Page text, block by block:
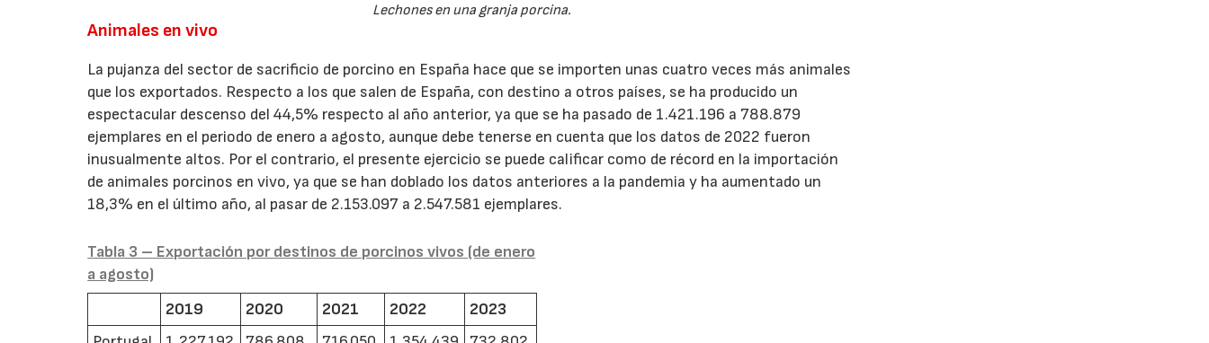
Lechones en una granja porcina.
Animales en vivo
La pujanza del sector de sacrificio de porcino en España hace que se importen unas cuatro veces más animales
que los exportados. Respecto a los que salen de España, con destino a otros países, se ha producido un
espectacular descenso del 44,5% respecto al año anterior, ya que se ha pasado de 1.421.196 a 788.879
ejemplares en el periodo de enero a agosto, aunque debe tenerse en cuenta que los datos de 2022 fueron
inusualmente altos. Por el contrario, el presente ejercicio se puede calificar como de récord en la importación
de animales porcinos en vivo, ya que se han doblado los datos anteriores a la pandemia y ha aumentado un
18,3% en el último año, al pasar de 2.153.097 a 2.547.581 ejemplares.
Tabla 3 – Exportación por destinos de porcinos vivos (de enero
a agosto)
2019
2020 2021 2022
2023